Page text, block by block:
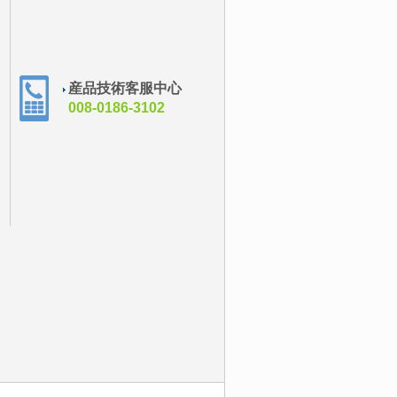
産品技術客服中心
008-0186-3102